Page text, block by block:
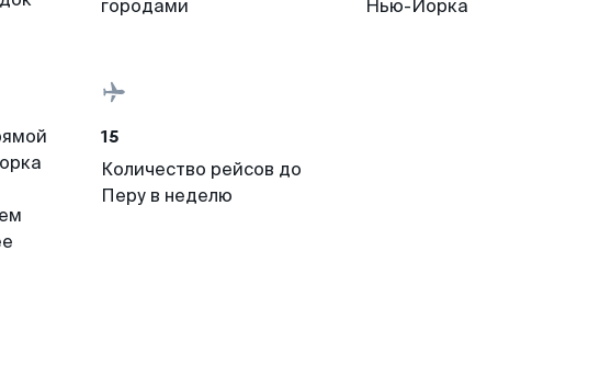
городами
Нью-Йорка
15
Количество рейсов до
Перу в неделю